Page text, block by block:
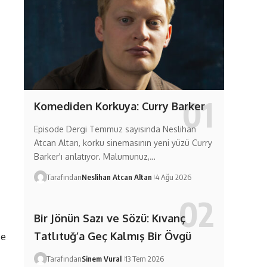
Komediden Korkuya: Curry Barker
Episode Dergi Temmuz sayısında Neslihan
Atcan Altan, korku sinemasının yeni yüzü Curry
Barker'ı anlatıyor. Malumunuz,…
TarafındanNeslihan Atcan Altan 4 Ağu 2026
Bir Jönün Sazı ve Sözü: Kıvanç
Tatlıtuğ’a Geç Kalmış Bir Övgü
TarafındanSinem Vural 13 Tem 2026